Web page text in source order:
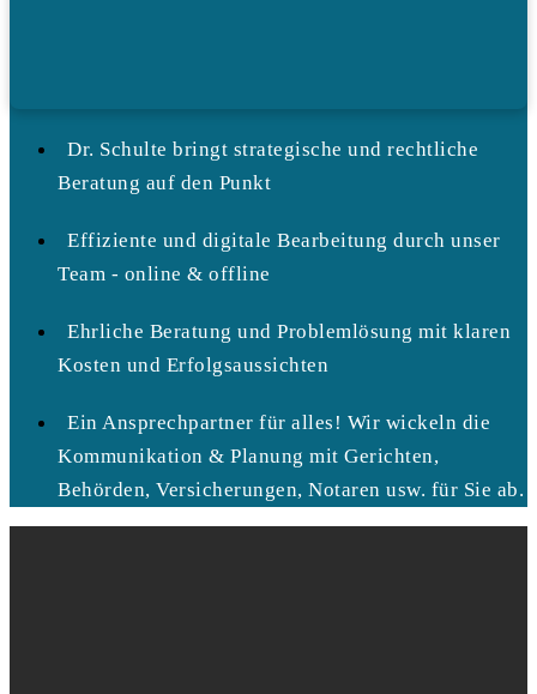
Dr. Schulte bringt strategische und rechtliche
Beratung auf den Punkt
Effiziente und digitale Bearbeitung durch unser
Team - online & offline
Ehrliche Beratung und Problemlösung mit klaren
Kosten und Erfolgsaussichten
Ein Ansprechpartner für alles! Wir wickeln die
Kommunikation & Planung mit Gerichten,
Behörden, Versicherungen, Notaren usw. für Sie ab.